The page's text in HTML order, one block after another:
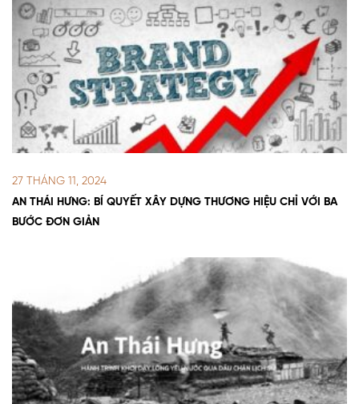
AN THÁI HƯNG: BÍ QUYẾT XÂY DỰNG THƯƠNG HIỆU CHỈ VỚI BA
BƯỚC ĐƠN GIẢN
27 THÁNG 11, 2024